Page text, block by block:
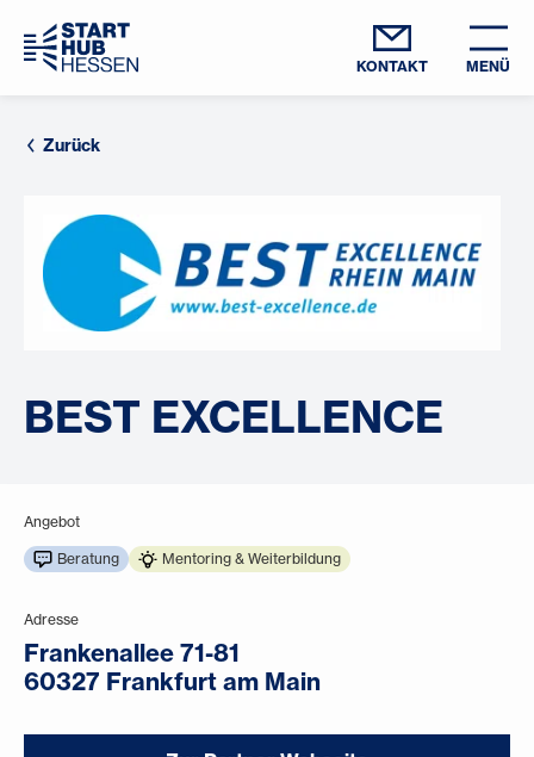
KONTAKT MENÜ
Zurück
BEST EXCELLENCE
Angebot
Beratung Mentoring & Weiterbildung
Adresse
Frankenallee 71-81
60327 Frankfurt am Main